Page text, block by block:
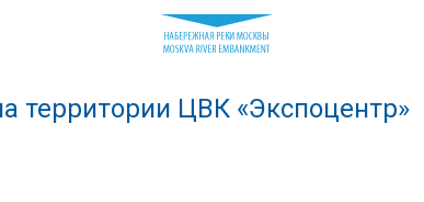
территории ЦВК «Экспоцентр»